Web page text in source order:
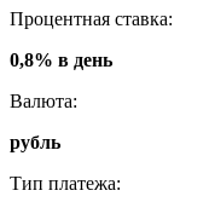
Процентная ставка:
0,8% в день
Валюта:
рубль
Тип платежа: